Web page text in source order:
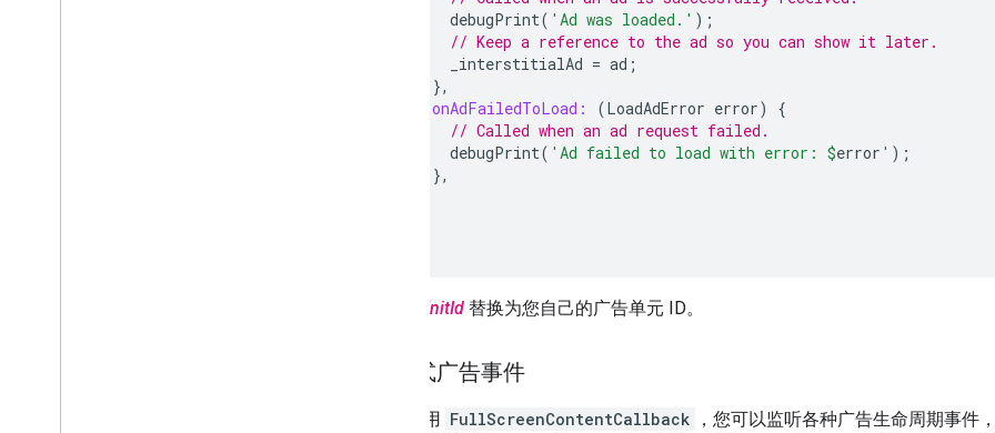
debugPrint( 'Ad was loaded.' );
// Keep a reference to the ad so you can show it later.
_interstitialAd = ad ;
},
onAdFailedToLoad:
(LoadAdError error)
{
// Called when an ad request failed.
debugPrint( 'Ad failed to load with error: $error ' );
},
_adUnitId 替换为您自己的广告单元 ID。
插页式广告事件
通过使用 FullScreenContentCallback
，您可以监听各种广告生命周期事件